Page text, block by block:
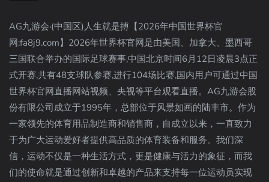
AG九游会·(中国区)人生就是搏【2026年中国世界杯官
网:fa8j9.com】2026年世界杯官网是由美国、加拿大、墨西哥
三国联合举办的国际足球赛事,中国北京时间6月12日凌晨3点正
式开赛,共有48支球队参赛,进行104场比赛,国内用户可通过中国
世界杯官网直播网站视频、央视等平台观看直播。AG九游会股
份有限公司成立于1995年，总部位于风景如画的陆丰市。作为
一家领先的体育用品制造商和销售商，自成立以来，一直致力
于为广大运动爱好者提供高品质的体育装备和服务。我们深
信，运动不仅是一种生活方式，更是健康与活力的象征，而我
们的使命就是通过创新和卓越的产品来支持每一位运动员实现